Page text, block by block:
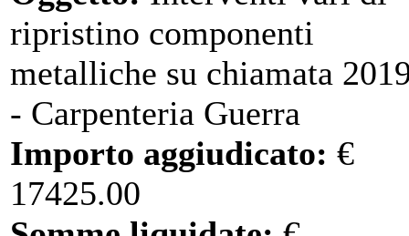
ripristino componenti
metalliche su chiamata
- Carpenteria Guerra
Importo aggiudicato: €
17425.00